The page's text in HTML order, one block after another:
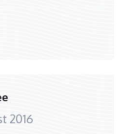
2016